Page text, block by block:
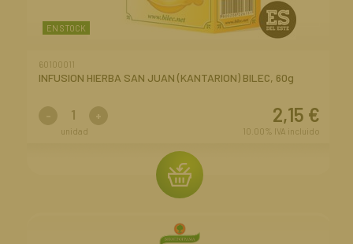
EN STOCK
60100011
INFUSION HIERBA SAN JUAN (KANTARION) BILEC, 60g
2,15 €
10.00% IVA incluido
- +
unidad